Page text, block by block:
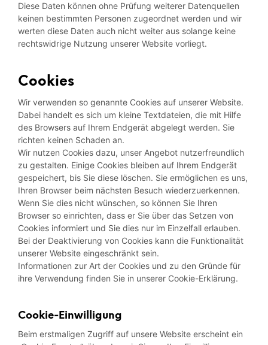
Diese Daten können ohne Prüfung weiterer Datenquellen
keinen bestimmten Personen zugeordnet werden und wir
werten diese Daten auch nicht weiter aus solange keine
rechtswidrige Nutzung unserer Website vorliegt.
Cookies
Wir verwenden so genannte Cookies auf unserer Website.
Dabei handelt es sich um kleine Textdateien, die mit Hilfe
des Browsers auf Ihrem Endgerät abgelegt werden. Sie
richten keinen Schaden an.
Wir nutzen Cookies dazu, unser Angebot nutzerfreundlich
zu gestalten. Einige Cookies bleiben auf Ihrem Endgerät
gespeichert, bis Sie diese löschen. Sie ermöglichen es uns,
Ihren Browser beim nächsten Besuch wiederzuerkennen.
Wenn Sie dies nicht wünschen, so können Sie Ihren
Browser so einrichten, dass er Sie über das Setzen von
Cookies informiert und Sie dies nur im Einzelfall erlauben.
Bei der Deaktivierung von Cookies kann die Funktionalität
unserer Website eingeschränkt sein.
Informationen zur Art der Cookies und zu den Gründe für
ihre Verwendung finden Sie in unserer Cookie-Erklärung.
Cookie-Einwilligung
Beim erstmaligen Zugriff auf unsere Website erscheint ein